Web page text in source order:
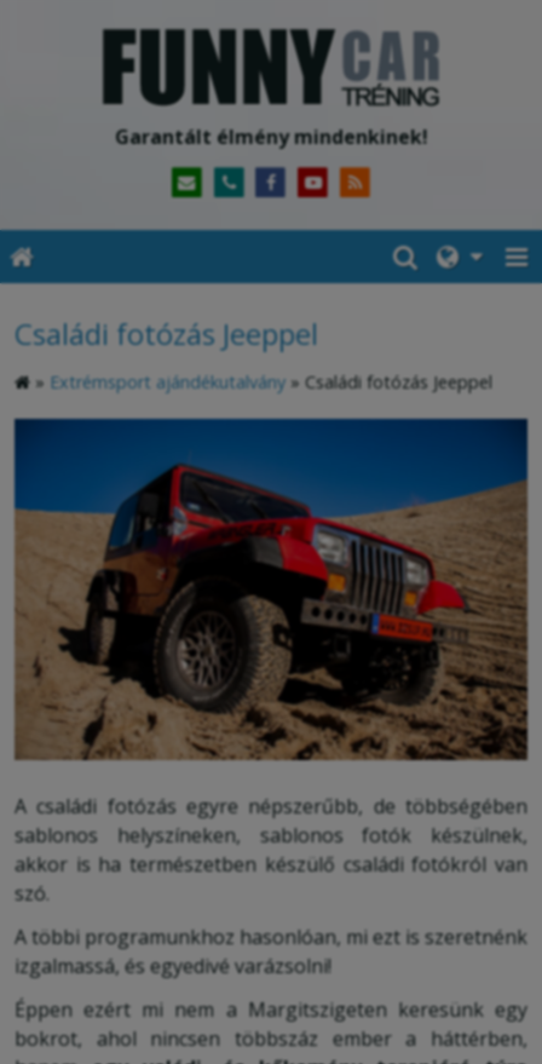
Garantált élmény mindenkinek!
Családi fotózás Jeeppel
» Extrémsport ajándékutalvány » Családi fotózás Jeeppel
A családi fotózás egyre népszerűbb, de többségében
sablonos helyszíneken, sablonos fotók készülnek,
akkor is ha természetben készülő családi fotókról van
szó.
A többi programunkhoz hasonlóan, mi ezt is szeretnénk
izgalmassá, és egyedivé varázsolni!
Éppen ezért mi nem a Margitszigeten keresünk egy
bokrot, ahol nincsen többszáz ember a háttérben,